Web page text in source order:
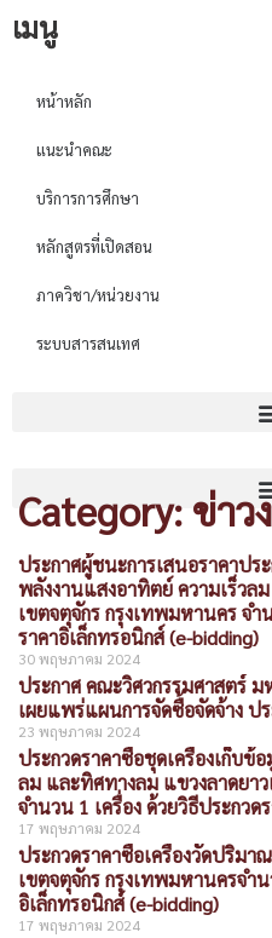
เมนู
หน้าหลัก
แนะนำคณะ
บริการการศึกษา
หลักสูตรที่เปิดสอน
ภาควิชา/หน่วยงาน
ระบบสารสนเทศ
Category: ข่า
ประกาศผู้ชนะการเสนอราคาปร
พลังงานแสงอาทิตย์ ความเร็วล
เขตจตุจักร กรุงเทพมหานคร จำ
ราคาอิเล็กทรอนิกส์ (e-bidding)
30 พฤษภาคม 2024
ประกาศ คณะวิศวกรรมศาสตร์ ม
เผยแพร่แผนการจัดซื้อจัดจ้าง
23 พฤษภาคม 2024
ประกวดราคาซื้อชุดเครื่องเก็บข้
ลม และทิศทางลม แขวงลาดยา
จำนวน 1 เครื่อง ด้วยวิธีประกวด
17 พฤษภาคม 2024
ประกวดราคาซื้อเครื่องวัดปริม
เขตจตุจักร กรุงเทพมหานครจำ
อิเล็กทรอนิกส์ (e-bidding)
17 พฤษภาคม 2024